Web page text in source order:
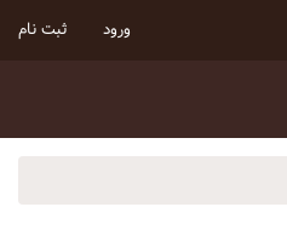
ورود ثبت نام